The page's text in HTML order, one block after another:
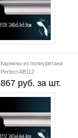
Карнизы из полиуретана
Perfect AB112
867 руб. за шт.